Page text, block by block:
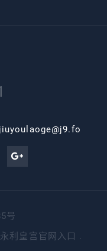
jiuyoulaoge@j9.fo
号
永利皇宫官网入口 .